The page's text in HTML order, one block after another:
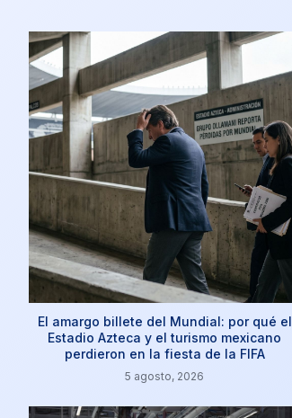
El amargo billete del Mundial: por qué el
Estadio Azteca y el turismo mexicano
perdieron en la fiesta de la FIFA
5 agosto, 2026